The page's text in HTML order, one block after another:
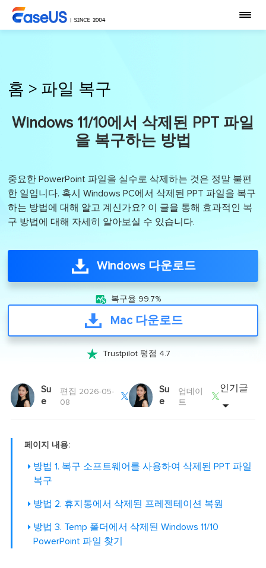
홈 > 파일 복구
Windows 11/10에서 삭제된 PPT 파일
을 복구하는 방법
중요한 PowerPoint 파일을 실수로 삭제하는 것은 정말 불편
한 일입니다. 혹시 Windows PC에서 삭제된 PPT 파일을 복구
하는 방법에 대해 알고 계신가요? 이 글을 통해 효과적인 복
구 방법에 대해 자세히 알아보실 수 있습니다.
Windows 다운로드
 복구율 99.7%
Mac 다운로드
 Trustpilot 평점 4.7
Su
e
편집 2026-05-
08

Su
e
업데이
트

인기글
페이지 내용:
방법 1. 복구 소프트웨어를 사용하여 삭제된 PPT 파일
복구
방법 2. 휴지통에서 삭제된 프레젠테이션 복원
방법 3. Temp 폴더에서 삭제된 Windows 11/10
PowerPoint 파일 찾기